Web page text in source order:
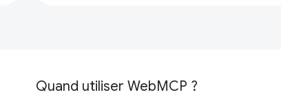
Quand utiliser WebMCP ?